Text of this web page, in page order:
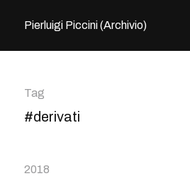
Pierluigi Piccini (Archivio)
Tag
#derivati
2018